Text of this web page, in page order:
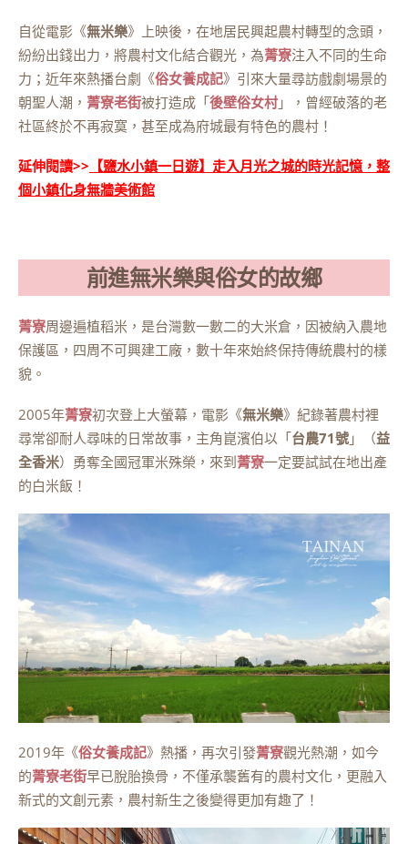
自從電影《無米樂》上映後，在地居民興起農村轉型的念頭，
紛紛出錢出力，將農村文化結合觀光，為菁寮注入不同的生命
力；近年來熱播台劇《俗女養成記》引來大量尋訪戲劇場景的
朝聖人潮， 菁寮老街被打造成「後壁俗女村 」，曾經破落的老
社區終於不再寂寞，甚至成為府城最有特色的農村！
延伸閱讀>> 【鹽水小鎮一日遊】走入月光之城的時光記憶，整
個小鎮化身無牆美術館
前進無米樂與俗女的故鄉
菁寮周邊遍植稻米，是台灣數一數二的大米倉，因被納入農地
保護區，四周不可興建工廠，數十年來始終保持傳統農村的樣
貌。
2005年菁寮初次登上大螢幕，電影《無米樂》紀錄著農村裡
尋常卻耐人尋味的日常故事，主角崑濱伯以「台農71號 」（益
全香米）勇奪全國冠軍米殊榮，來到菁寮一定要試試在地出產
的白米飯！
2019年《俗女養成記》熱播，再次引發菁寮觀光熱潮，如今
的菁寮老街早已脫胎換骨，不僅承襲舊有的農村文化，更融入
新式的文創元素，農村新生之後變得更加有趣了！